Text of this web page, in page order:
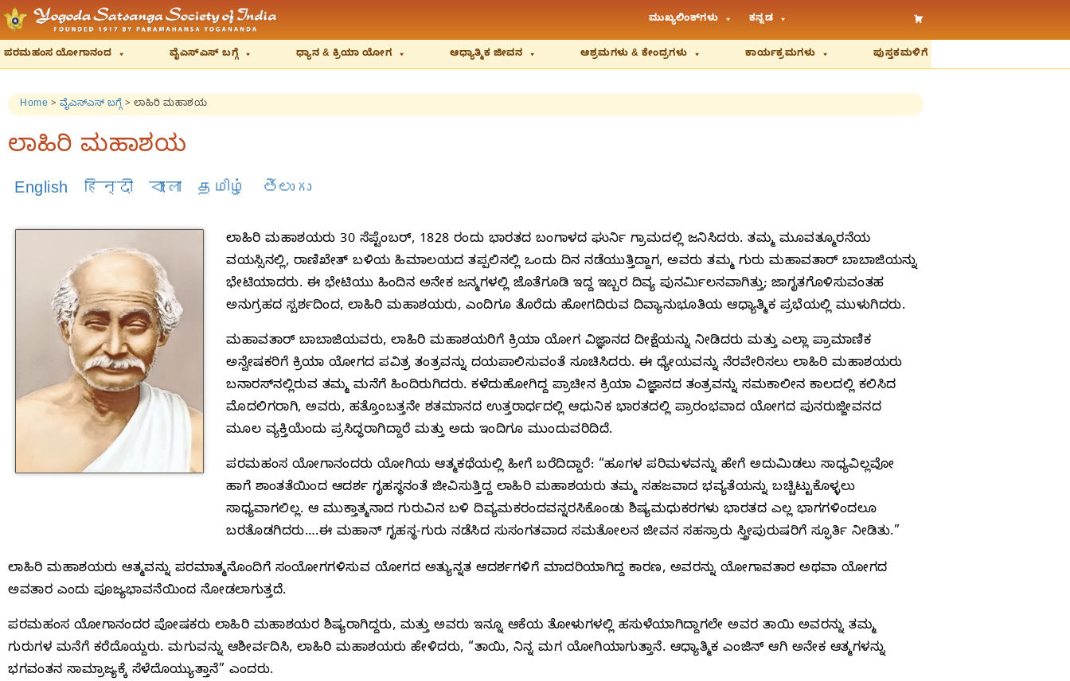
ಮುಖ್ಯಲಿಂಕ್‌ಗಳು ಕನ್ನಡ
ಪರಮಹಂಸ ಯೋಗಾನಂದ ವೈಎಸ್‌ಎಸ್‌ ಬಗ್ಗೆ ಧ್ಯಾನ & ಕ್ರಿಯಾ ಯೋಗ ಆಧ್ಯಾತ್ಮಿಕ ಜೀವನ ಆಶ್ರಮಗಳು & ಕೇಂದ್ರಗಳು ಕಾರ್ಯಕ್ರಮಗಳು ಪುಸ್ತಕಮಳಿಗೆ
Home > ವೈಎಸ್‌ಎಸ್‌ ಬಗ್ಗೆ > ಲಾಹಿರಿ ಮಹಾಶಯ
ಲಾಹಿರಿ ಮಹಾಶಯ
English हिन्दी বাংলা தமிழ் తెలుగు
ಲಾಹಿರಿ ಮಹಾಶಯರು 30 ಸೆಪ್ಟೆಂಬರ್, 1828 ರಂದು ಭಾರತದ ಬಂಗಾಳದ ಘುರ್ನಿ ಗ್ರಾಮದಲ್ಲಿ ಜನಿಸಿದರು. ತಮ್ಮ ಮೂವತ್ಮೂರನೆಯ
ವಯಸ್ಸಿನಲ್ಲಿ, ರಾಣಿಖೇತ್ ಬಳಿಯ ಹಿಮಾಲಯದ ತಪ್ಪಲಿನಲ್ಲಿ ಒಂದು ದಿನ ನಡೆಯುತ್ತಿದ್ದಾಗ, ಅವರು ತಮ್ಮ ಗುರು ಮಹಾವತಾರ್ ಬಾಬಾಜಿಯನ್ನು
ಭೇಟಿಯಾದರು. ಈ ಭೇಟಿಯು ಹಿಂದಿನ ಅನೇಕ ಜನ್ಮಗಳಲ್ಲಿ ಜೊತೆಗೂಡಿ ಇದ್ದ ಇಬ್ಬರ ದಿವ್ಯ ಪುನರ್ಮಿಲನವಾಗಿತ್ತು; ಜಾಗೃತಗೊಳಿಸುವಂತಹ
ಅನುಗ್ರಹದ ಸ್ಪರ್ಶದಿಂದ, ಲಾಹಿರಿ ಮಹಾಶಯರು, ಎಂದಿಗೂ ತೊರೆದು ಹೋಗದಿರುವ ದಿವ್ಯಾನುಭೂತಿಯ ಆಧ್ಯಾತ್ಮಿಕ ಪ್ರಭೆಯಲ್ಲಿ ಮುಳುಗಿದರು.
ಮಹಾವತಾರ್ ಬಾಬಾಜಿಯವರು, ಲಾಹಿರಿ ಮಹಾಶಯರಿಗೆ ಕ್ರಿಯಾ ಯೋಗ ವಿಜ್ಞಾನದ ದೀಕ್ಷೆಯನ್ನು ನೀಡಿದರು ಮತ್ತು ಎಲ್ಲಾ ಪ್ರಾಮಾಣಿಕ
ಅನ್ವೇಷಕರಿಗೆ ಕ್ರಿಯಾ ಯೋಗದ ಪವಿತ್ರ ತಂತ್ರವನ್ನು ದಯಪಾಲಿಸುವಂತೆ ಸೂಚಿಸಿದರು. ಈ ಧ್ಯೇಯವನ್ನು ನೆರವೇರಿಸಲು ಲಾಹಿರಿ ಮಹಾಶಯರು
ಬನಾರಸ್‌ನಲ್ಲಿರುವ ತಮ್ಮ ಮನೆಗೆ ಹಿಂದಿರುಗಿದರು. ಕಳೆದುಹೋಗಿದ್ದ ಪ್ರಾಚೀನ ಕ್ರಿಯಾ ವಿಜ್ಞಾನದ ತಂತ್ರವನ್ನು ಸಮಕಾಲೀನ ಕಾಲದಲ್ಲಿ ಕಲಿಸಿದ
ಮೊದಲಿಗರಾಗಿ, ಅವರು, ಹತ್ತೊಂಬತ್ತನೇ ಶತಮಾನದ ಉತ್ತರಾರ್ಧದಲ್ಲಿ ಆಧುನಿಕ ಭಾರತದಲ್ಲಿ ಪ್ರಾರಂಭವಾದ ಯೋಗದ ಪುನರುಜ್ಜೀವನದ
ಮೂಲ ವ್ಯಕ್ತಿಯೆಂದು ಪ್ರಸಿದ್ಧರಾಗಿದ್ದಾರೆ ಮತ್ತು ಅದು ಇಂದಿಗೂ ಮುಂದುವರಿದಿದೆ.
ಪರಮಹಂಸ ಯೋಗಾನಂದರು ಯೋಗಿಯ ಆತ್ಮಕಥೆಯಲ್ಲಿ ಹೀಗೆ ಬರೆದಿದ್ದಾರೆ: “ಹೂಗಳ ಪರಿಮಳವನ್ನು ಹೇಗೆ ಅದುಮಿಡಲು ಸಾಧ್ಯವಿಲ್ಲವೋ
ಹಾಗೆ ಶಾಂತತೆಯಿಂದ ಆದರ್ಶ ಗೃಹಸ್ಥನಂತೆ ಜೀವಿಸುತ್ತಿದ್ದ ಲಾಹಿರಿ ಮಹಾಶಯರು ತಮ್ಮ ಸಹಜವಾದ ಭವ್ಯತೆಯನ್ನು ಬಚ್ಚಿಟ್ಟುಕೊಳ್ಳಲು
ಸಾಧ್ಯವಾಗಲಿಲ್ಲ. ಆ ಮುಕ್ತಾತ್ಮನಾದ ಗುರುವಿನ ಬಳಿ ದಿವ್ಯಮಕರಂದವನ್ನರಸಿಕೊಂಡು ಶಿಷ್ಯಮಧುಕರಗಳು ಭಾರತದ ಎಲ್ಲ ಭಾಗಗಳಿಂದಲೂ
ಬರತೊಡಗಿದರು….ಈ ಮಹಾನ್ ಗೃಹಸ್ಥ-ಗುರು ನಡೆಸಿದ ಸುಸಂಗತವಾದ ಸಮತೋಲನ ಜೀವನ ಸಹಸ್ರಾರು ಸ್ತ್ರೀಪುರುಷರಿಗೆ ಸ್ಫೂರ್ತಿ ನೀಡಿತು.”
ಲಾಹಿರಿ ಮಹಾಶಯರು ಆತ್ಮವನ್ನು ಪರಮಾತ್ಮನೊಂದಿಗೆ ಸಂಯೋಗಗಳಿಸುವ ಯೋಗದ ಅತ್ಯುನ್ನತ ಆದರ್ಶಗಳಿಗೆ ಮಾದರಿಯಾಗಿದ್ದ ಕಾರಣ, ಅವರನ್ನು ಯೋಗಾವತಾರ ಅಥವಾ ಯೋಗದ
ಅವತಾರ ಎಂದು ಪೂಜ್ಯಭಾವನೆಯಿಂದ ನೋಡಲಾಗುತ್ತದೆ.
ಪರಮಹಂಸ ಯೋಗಾನಂದರ ಪೋಷಕರು ಲಾಹಿರಿ ಮಹಾಶಯರ ಶಿಷ್ಯರಾಗಿದ್ದರು, ಮತ್ತು ಅವರು ಇನ್ನೂ ಆಕೆಯ ತೋಳುಗಳಲ್ಲಿ ಹಸುಳೆಯಾಗಿದ್ದಾಗಲೇ ಅವರ ತಾಯಿ ಅವರನ್ನು ತಮ್ಮ
ಗುರುಗಳ ಮನೆಗೆ ಕರೆದೊಯ್ದರು. ಮಗುವನ್ನು ಆಶೀರ್ವದಿಸಿ, ಲಾಹಿರಿ ಮಹಾಶಯರು ಹೇಳಿದರು, “ತಾಯಿ, ನಿನ್ನ ಮಗ ಯೋಗಿಯಾಗುತ್ತಾನೆ. ಆಧ್ಯಾತ್ಮಿಕ ಎಂಜಿನ್ ಆಗಿ ಅನೇಕ ಆತ್ಮಗಳನ್ನು
ಭಗವಂತನ ಸಾಮ್ರಾಜ್ಯಕ್ಕೆ ಸೆಳೆದೊಯ್ಯುತ್ತಾನೆ” ಎಂದರು.